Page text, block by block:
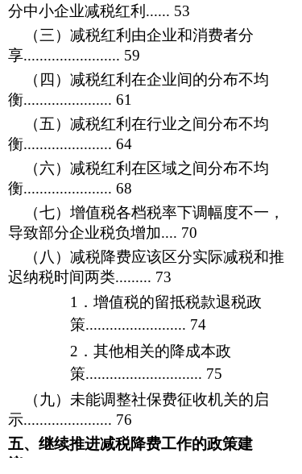
分中小企业减税红利...... 53
（三）减税红利由企业和消费者分
享........................ 59
（四）减税红利在企业间的分布不均
衡...................... 61
（五）减税红利在行业之间分布不均
衡...................... 64
（六）减税红利在区域之间分布不均
衡...................... 68
（七）增值税各档税率下调幅度不一，
导致部分企业税负增加.... 70
（八）减税降费应该区分实际减税和推
迟纳税时间两类......... 73
1 ． 增值税的留抵税款退税政
策......................... 74
2 ． 其他相关的降成本政
策............................. 75
（九）未能调整社保费征收机关的启
示...................... 76
五、继续推进减税降费工作的政策建
议......................